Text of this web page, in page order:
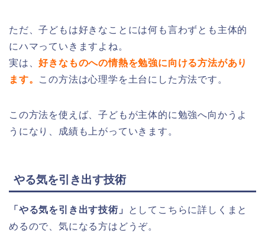
ただ、子どもは好きなことには何も言わずとも主体的
にハマっていきますよね。
実は、好きなものへの情熱を勉強に向ける方法があり
ます。 この方法は心理学を土台にした方法です。
この方法を使えば、子どもが主体的に勉強へ向かうよ
うになり、成績も上がっていきます。
やる気を引き出す技術
「やる気を引き出す技術」
としてこちらに詳しくまと
めるので、気になる方はどうぞ。